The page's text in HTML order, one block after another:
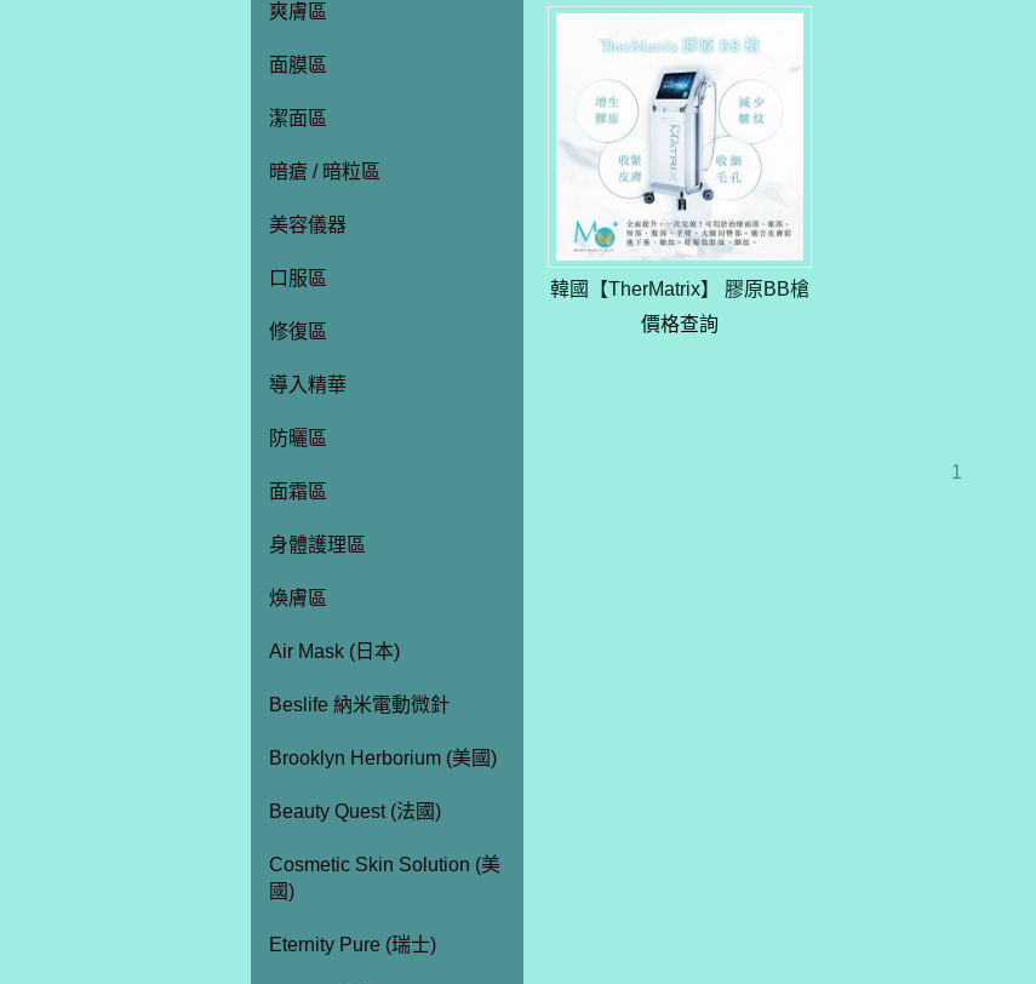
爽膚區
面膜區
潔面區
暗瘡 / 暗粒區
美容儀器
口服區
修復區
導入精華
防曬區
面霜區
身體護理區
煥膚區
Air Mask (日本)
Beslife 納米電動微針
Brooklyn Herborium (美國)
Beauty Quest (法國)
Cosmetic Skin Solution (美
國)
Eternity Pure (瑞士)
韓國【TherMatrix】 膠原BB槍
價格查詢
1